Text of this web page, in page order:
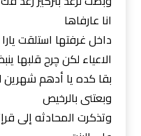
انا عارفاها
داخل غرفتها استلقت
الاعياء لكن چرح قلبها
بقا كده يا أدهم
وبعتنى بالرخيص
وتذكرت المحادثه إلى